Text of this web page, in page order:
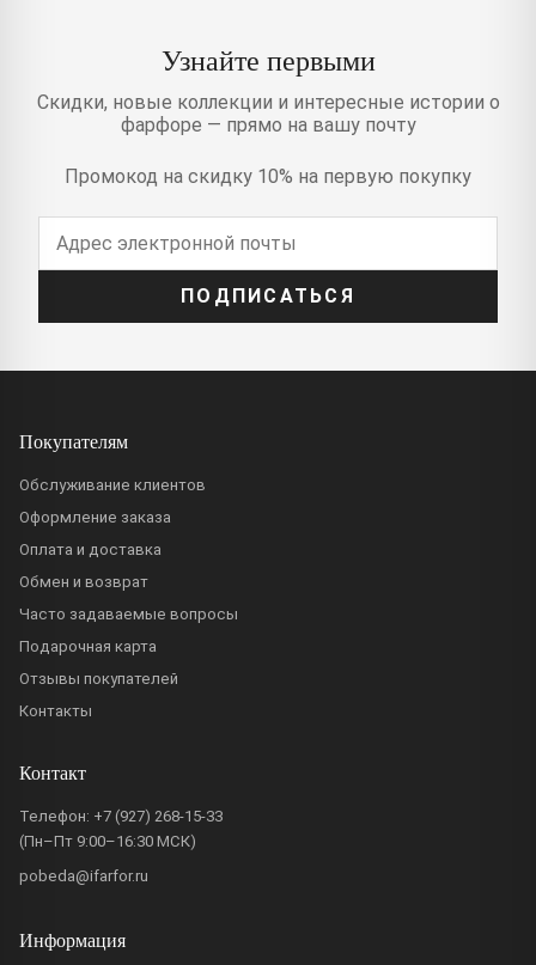
Узнайте первыми
Скидки, новые коллекции и интересные истории о
фарфоре — прямо на вашу почту
Промокод на скидку 10% на первую покупку
ПОДПИСАТЬСЯ
Покупателям
Обслуживание клиентов
Оформление заказа
Оплата и доставка
Обмен и возврат
Часто задаваемые вопросы
Подарочная карта
Отзывы покупателей
Контакты
Контакт
Телефон: +7 (927) 268-15-33
(Пн–Пт 9:00–16:30 МСК)
pobeda@ifarfor.ru
Информация